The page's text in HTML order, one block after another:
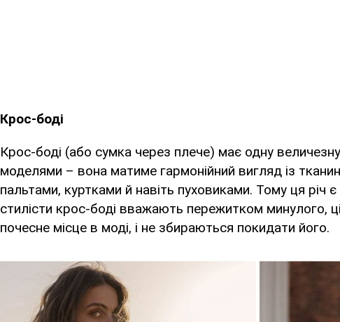
Крос-боді
Крос-боді (або сумка через плече) має одну
моделями – вона матиме гармонійний вигляд із
пальтами, куртками й навіть пуховиками. Тому ця річ
стилісти крос-боді вважають пережитком минулого,
почесне місце в моді, і не збираються покидати його.